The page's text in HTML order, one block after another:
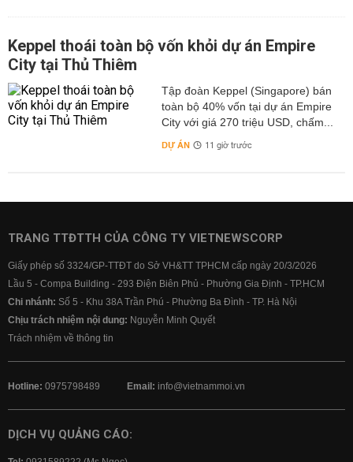
Keppel thoái toàn bộ vốn khỏi dự án Empire
City tại Thủ Thiêm
Tập đoàn Keppel (Singapore) bán
toàn bộ 40% vốn tại dự án Empire
City với giá 270 triệu USD, chấm...
DỰ ÁN 11 giờ trước
TRANG TTĐTTH CỦA CÔNG TY VIETNEWSCORP
Giấy phép số 3324/GP-TTĐT do Sở VH&TT TPHCM cấp ngày 20/3/2026
Lầu 5 - Compa Building - 293 Điện Biên Phủ - Phường Gia Định - TP.HCM
Chi nhánh: Số 5 - Khu 38A Trần Phú - Phường Ba Đình - TP. Hà Nội
Chịu trách nhiệm nội dung: Nguyễn Minh Quyết
Trách nhiệm về thông tin
Hotline: 0975798489 Email: info@vietnammoi.vn
DỊCH VỤ QUẢNG CÁO: